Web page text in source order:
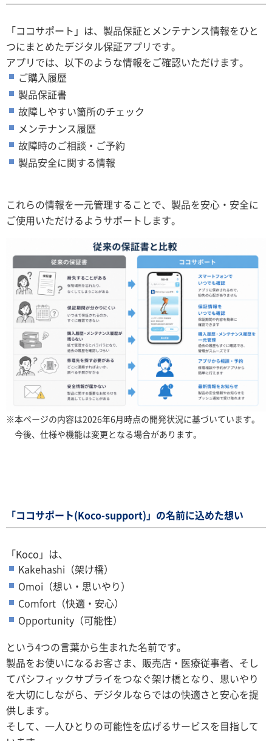
「ココサポート」は、製品保証とメンテナンス情報をひと
つにまとめたデジタル保証アプリです。
アプリでは、以下のような情報をご確認いただけます。
ご購入履歴
製品保証書
故障しやすい箇所のチェック
メンテナンス履歴
故障時のご相談・ご予約
製品安全に関する情報
これらの情報を一元管理することで、製品を安心・安全に
ご使用いただけるようサポートします。
※本ページの内容は2026年6月時点の開発状況に基づいています。
今後、仕様や機能は変更となる場合があります。
「ココサポート(Koco-support)」の名前に込めた想い
「Koco」は、
Kakehashi（架け橋）
Omoi（想い・思いやり）
Comfort（快適・安心）
Opportunity（可能性）
という4つの言葉から生まれた名前です。
製品をお使いになるお客さま、販売店・医療従事者、そし
てパシフィックサプライをつなぐ架け橋となり、思いやり
を大切にしながら、デジタルならではの快適さと安心を提
供します。
そして、一人ひとりの可能性を広げるサービスを目指して